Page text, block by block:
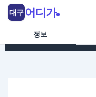
콘텐츠로 건너뛰기
정보
대구 어디가